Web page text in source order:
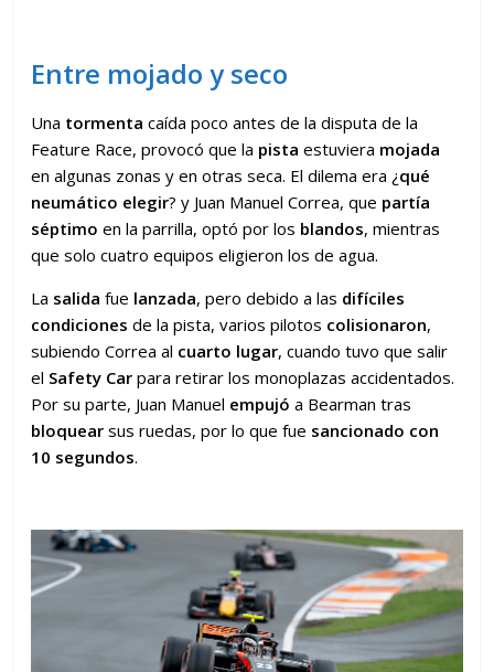
Entre mojado y seco
Una tormenta caída poco antes de la disputa de la
Feature Race, provocó que la pista estuviera mojada
en algunas zonas y en otras seca. El dilema era ¿qué
neumático elegir? y Juan Manuel Correa, que partía
séptimo en la parrilla, optó por los blandos, mientras
que solo cuatro equipos eligieron los de agua.
La salida fue lanzada, pero debido a las difíciles
condiciones de la pista, varios pilotos colisionaron,
subiendo Correa al cuarto lugar, cuando tuvo que salir
el Safety Car para retirar los monoplazas accidentados.
Por su parte, Juan Manuel empujó a Bearman tras
bloquear sus ruedas, por lo que fue sancionado con
10 segundos.